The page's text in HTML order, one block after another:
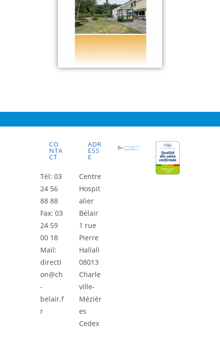
CO
NTA
CT
Tél: 03
24 56
88 88
Fax: 03
24 59
00 18
Mail:
directi
on@ch
-
belair.f
r
ADR
ESS
E
Centre
Hospit
alier
Bélair
1 rue
Pierre
Hallali
08013
Charle
ville-
Mézièr
es
Cedex